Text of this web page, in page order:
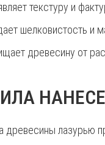
текстуру и
шелковистость и
древесину от
древесины лазурью